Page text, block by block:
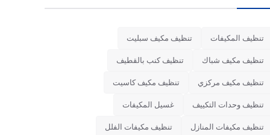
تنظيف المكيفات تنظيف مكيف سبليت
تنظيف مكيف شباك تنظيف كنب بالقطيف
تنظيف مكيف مركزي تنظيف مكيف كاسيت
تنظيف وحدات التكييف غسيل المكيفات
تنظيف مكيفات المنازل تنظيف مكيفات الفلل